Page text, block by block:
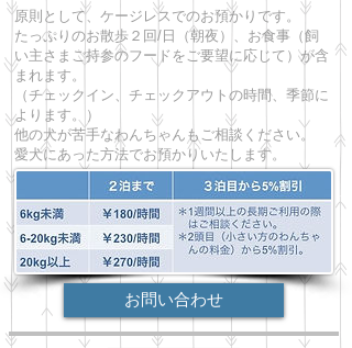
原則として、ケージレスでのお預かりです。
たっぷりのお散歩２回/日（朝夜）、お食事（飼
い主さまご持参のフードをご要望に応じて）が含
まれます。
（チェックイン、チェックアウトの時間、季節に
よります。）
他の犬が苦手なわんちゃんもご相談ください。
愛犬にあった方法でお預かりいたします。
お問い合わせ